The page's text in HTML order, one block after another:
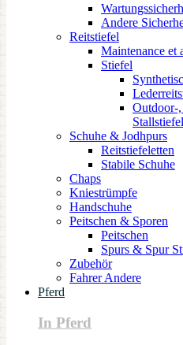
Andere
Reitstiefel
Maintenance et
Stiefel
Outdoor-
Stallstiefel
Schuhe & Jodhpurs
Reitstiefeletten
Stabile Schuhe
Chaps
Kniestrümpfe
Handschuhe
Peitschen & Sporen
Peitschen
Spurs & Spur
Zubehör
Fahrer Andere
Pferd
In Pferd